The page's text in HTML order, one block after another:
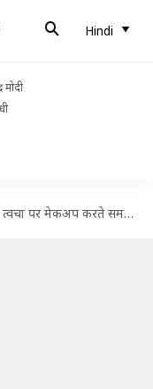
Hindi
मोदी
करते समय अपनाएं ये 5 टिप्स, नहीं होगी कोई परेशानी